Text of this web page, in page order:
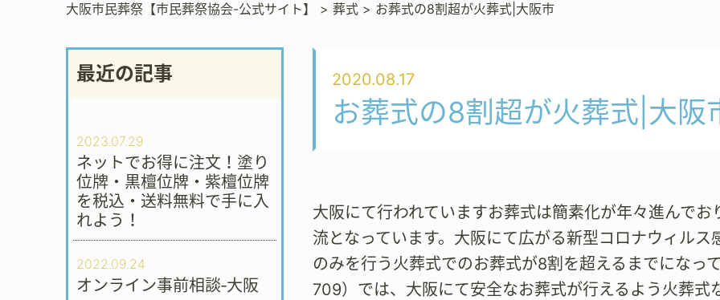
大阪市民葬祭【市民葬祭協会-公式サイト】 > 葬式 > お葬式の8割超が火葬式|大阪市
最近の記事
2023.07.29
ネットでお得に注文！塗り
位牌・黒檀位牌・紫檀位牌
を税込・送料無料で手に入
れよう！
2022.09.24
オンライン事前相談‐大阪
2020.08.17
お葬式の8割超が火葬式|大阪
大阪にて行われていますお葬式は簡素化が年々進んで
流となっています。大阪にて広がる新型コロナウィル
のみを行う火葬式でのお葬式が8割を超えるまでにな
709）では、大阪にて安全なお葬式が行えるよう火葬式